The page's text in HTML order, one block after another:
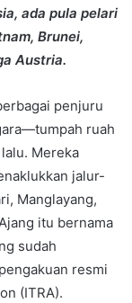
ada pula pelari
Brunei,
Austria.
penjuru
ruah
Mereka
jalur-
Manglayang,
itu bernama
sudah
resmi
(ITRA).